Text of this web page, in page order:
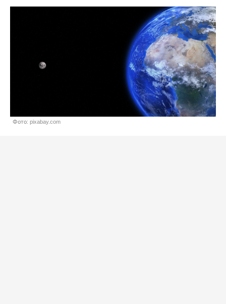
Фото: pixabay.com